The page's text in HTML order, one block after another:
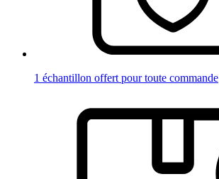
1 échantillon offert pour toute commande